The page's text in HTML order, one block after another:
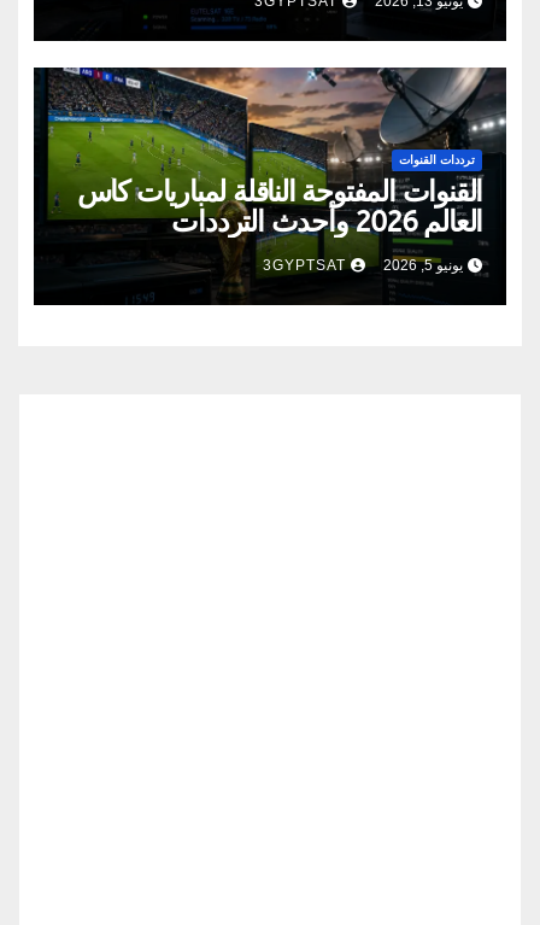
ترددات القنوات
القنوات المفتوحة الناقلة لمباريات كأس
العالم 2026 وأحدث الترددات
يونيو 5, 2026 3GYPTSAT